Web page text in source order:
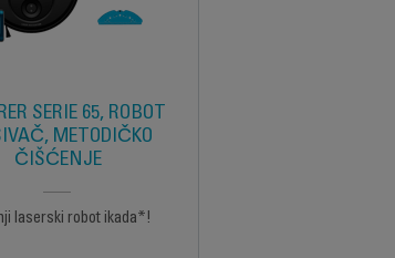
SERIE 65, ROBOT
METODIČKO
ČIŠĆENJE
laserski robot ikada*!